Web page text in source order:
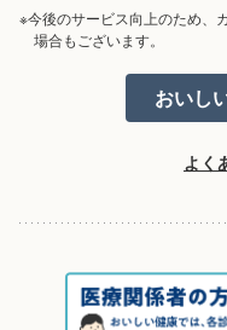
※今後のサービス向上のため、
場合もございます。
よく